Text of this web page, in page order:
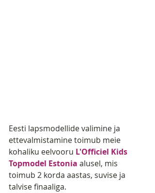
Eesti lapsmodellide valimine ja
ettevalmistamine toimub meie
kohaliku eelvooru L'Officiel Kids
Topmodel Estonia alusel, mis
toimub 2 korda aastas, suvise ja
talvise finaaliga.